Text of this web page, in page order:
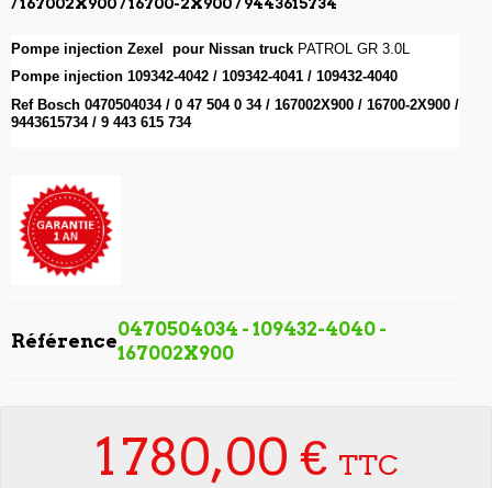
Pompe injection Zexel pour Nissan truck PATROL GR 3.0L
Pompe injection 109342-4042 / 109342-4041 / 109432-4040
Ref Bosch 0470504034 / 0 47 504 0 34 / 167002X900 / 16700-2X900 /
9443615734 / 9 443 615 734
Référence
0470504034 - 109432-4040 -
167002X900
1 780,00 € TTC